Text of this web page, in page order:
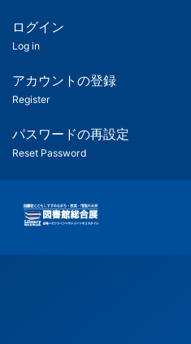
ツ
匿
名
ユ
ー
ー
用
メ
ログイン
Log in
アカウントの登録
Register
パスワードの再設定
Reset Password